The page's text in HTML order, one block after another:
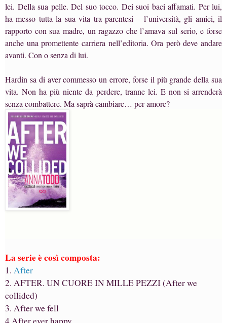
lei. Della sua pelle. Del suo tocco. Dei suoi baci affamati. Per lui,
ha messo tutta la sua vita tra parentesi – l’università, gli amici, il
rapporto con sua madre, un ragazzo che l’amava sul serio, e forse
anche una promettente carriera nell’editoria. Ora però deve andare
avanti. Con o senza di lui.
Hardin sa di aver commesso un errore, forse il più grande della sua
vita. Non ha più niente da perdere, tranne lei. E non si arrenderà
senza combattere. Ma saprà cambiare… per amore?
La serie è così composta:
1. After
2. AFTER. UN CUORE IN MILLE PEZZI (After we
collided)
3. After we fell
4.After ever happy